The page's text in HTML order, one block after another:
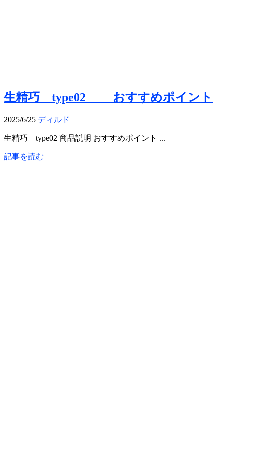
生精巧 type02 おすすめポイント
2025/6/25 ディルド
生精巧 type02 商品説明 おすすめポイント ...
記事を読む